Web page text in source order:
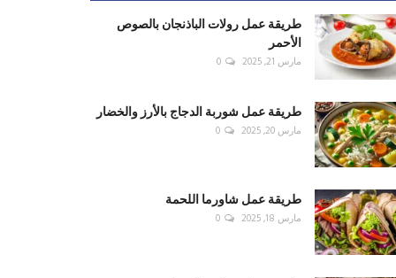
طريقة عمل رولات الباذنجان بالصوص
الأحمر
مارس 21, 2025 0
طريقة عمل شوربة الدجاج بالأرز والخضار
مارس 20, 2025 0
طريقة عمل شاورما اللحمة
مارس 18, 2025 0